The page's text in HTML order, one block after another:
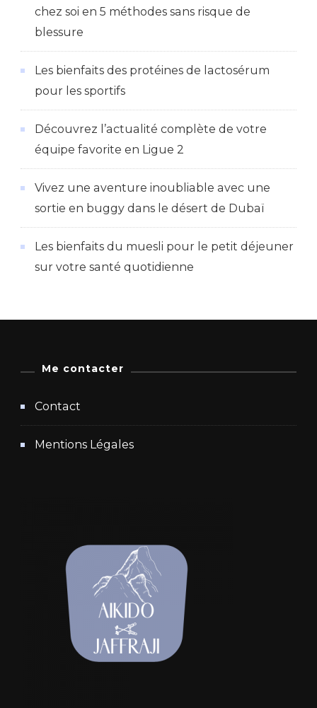
chez soi en 5 méthodes sans risque de
blessure
Les bienfaits des protéines de lactosérum
pour les sportifs
Découvrez l’actualité complète de votre
équipe favorite en Ligue 2
Vivez une aventure inoubliable avec une
sortie en buggy dans le désert de Dubaï
Les bienfaits du muesli pour le petit déjeuner
sur votre santé quotidienne
Me contacter
Contact
Mentions Légales